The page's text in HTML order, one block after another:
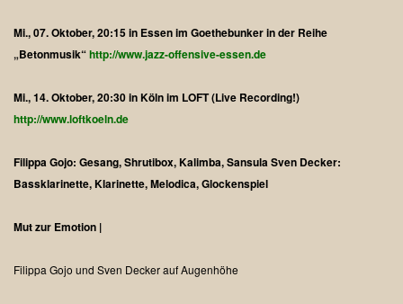
Mi., 07. Oktober, 20:15 in Essen im Goethebunker in der Reihe
„Betonmusik“http://www.jazz-offensive-essen.de
Mi., 14. Oktober, 20:30 in Köln im LOFT (Live Recording!)
http://www.loftkoeln.de
Filippa Gojo: Gesang, Shrutibox, Kalimba, SansulaSven Decker:
Bassklarinette, Klarinette, Melodica, Glockenspiel
Mut zur Emotion |
Filippa Gojo und Sven Decker auf Augenhöhe